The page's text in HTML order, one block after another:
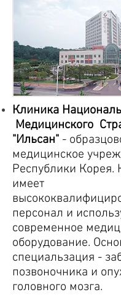
Клиника
Медицинского
"Ильсан" -
медицинское
Республики Корея.
имеет
персонал и
современное
оборудование.
специальзация -
позвоночника и
головного мозга.